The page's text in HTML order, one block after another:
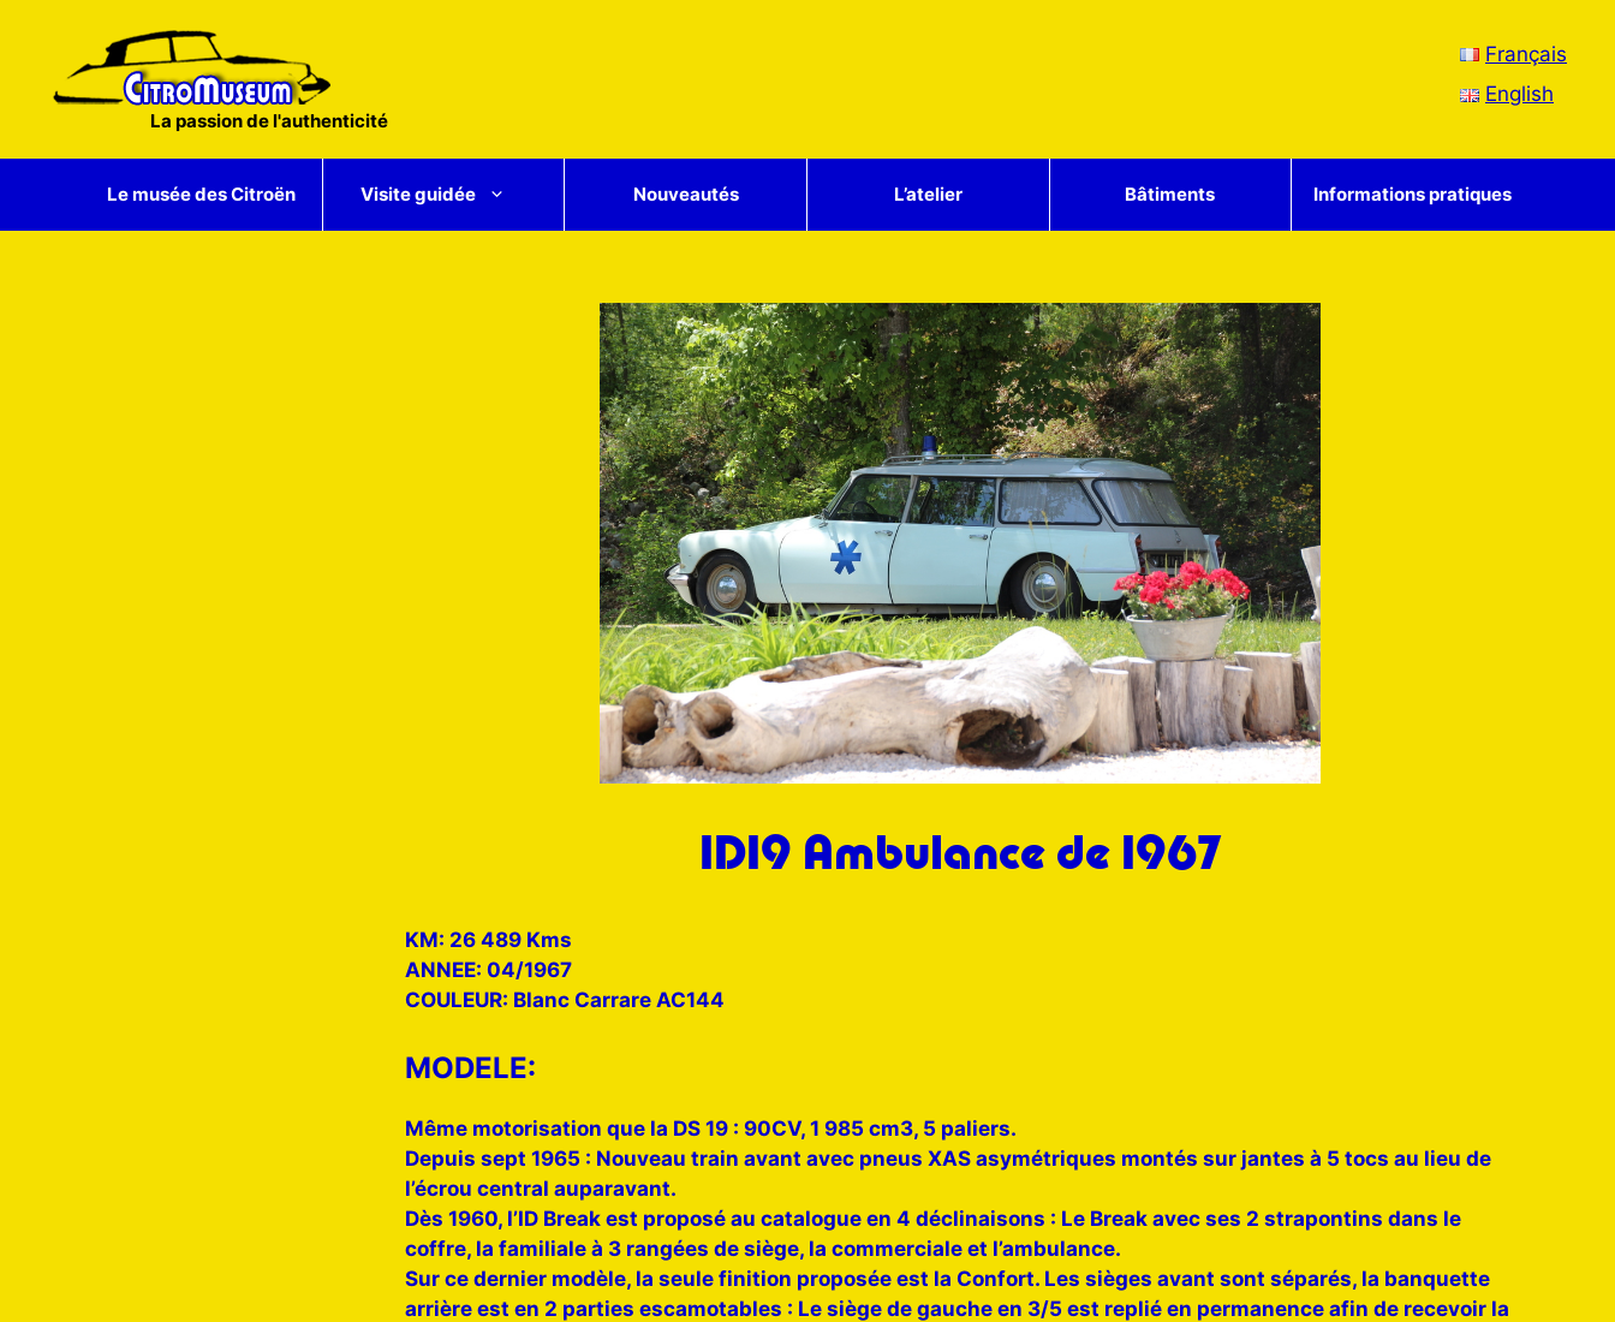
contenu
La passion de l'authenticité
Français
English
Le musée des Citroën Visite guidée Nouveautés L’atelier Bâtiments Informations pratiques
ID19 Ambulance de 1967
KM: 26 489 Kms
ANNEE: 04/1967
COULEUR: Blanc Carrare AC144
MODELE:
Même motorisation que la DS 19 : 90CV, 1 985 cm3, 5 paliers.
Depuis sept 1965 : Nouveau train avant avec pneus XAS asymétriques montés sur jantes à 5 tocs au lieu de
l’écrou central auparavant.
Dès 1960, l’ID Break est proposé au catalogue en 4 déclinaisons : Le Break avec ses 2 strapontins dans le
coffre, la familiale à 3 rangées de siège, la commerciale et l’ambulance.
Sur ce dernier modèle, la seule finition proposée est la Confort. Les sièges avant sont séparés, la banquette
arrière est en 2 parties escamotables : Le siège de gauche en 3/5 est replié en permanence afin de recevoir la